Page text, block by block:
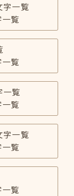
字一覧
覧
覧
一覧
覧
字一覧
覧
覧